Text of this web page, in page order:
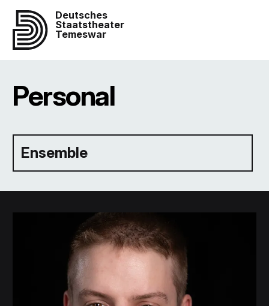
Deutsches
Staatstheater
Temeswar
Personal
Ensemble